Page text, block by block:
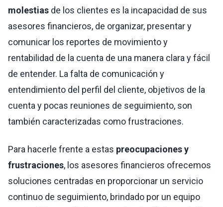
molestias de los clientes es la incapacidad de sus
asesores financieros, de organizar, presentar y
comunicar los reportes de movimiento y
rentabilidad de la cuenta de una manera clara y fácil
de entender. La falta de comunicación y
entendimiento del perfil del cliente, objetivos de la
cuenta y pocas reuniones de seguimiento, son
también caracterizadas como frustraciones.
Para hacerle frente a estas preocupaciones y
frustraciones, los asesores financieros ofrecemos
soluciones centradas en proporcionar un servicio
continuo de seguimiento, brindado por un equipo